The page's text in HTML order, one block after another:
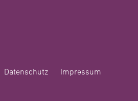
Datenschutz Impressum